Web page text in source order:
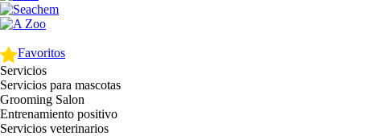
Favoritos
Servicios
Servicios para mascotas
Grooming Salon
Entrenamiento positivo
Servicios veterinarios